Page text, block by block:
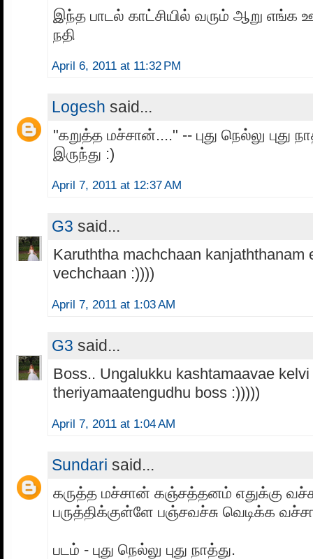
இந்த பாடல் காட்சியில் வரும் ஆறு எங்க
நதி
April 6, 2011 at 11:32 PM
Logesh said...
"கறுத்த மச்சான்...." -- புது நெல்லு புது
இருந்து :)
April 7, 2011 at 12:37 AM
G3 said...
Karuththa machchaan kanjaththanam
vechchaan :))))
April 7, 2011 at 1:03 AM
G3 said...
Boss.. Ungalukku kashtamaavae
theriyamaatengudhu boss :)))))
April 7, 2011 at 1:04 AM
Sundari said...
கருத்த மச்சான் கஞ்சத்தனம் எதுக்கு
பருத்திக்குள்ளே பஞ்சவச்சு வெடிக்க
படம் - புது நெல்லு புது நாத்து.